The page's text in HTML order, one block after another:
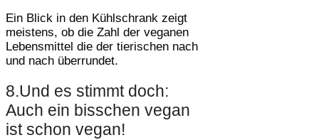
Ein Blick in den Kühlschrank zeigt
meistens, ob die Zahl der veganen
Lebensmittel die der tierischen nach
und nach überrundet.
8.Und es stimmt doch:
Auch ein bisschen vegan
ist schon vegan!